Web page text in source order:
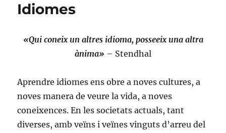
Idiomes
«Qui coneix un altres idioma, posseeix una altra
ànima» – Stendhal
Aprendre idiomes ens obre a noves cultures, a
noves manera de veure la vida, a noves
coneixences. En les societats actuals, tant
diverses, amb veïns i veïnes vinguts d’arreu del